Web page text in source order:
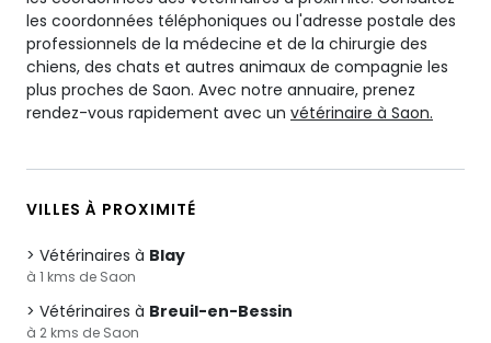
les coordonnées téléphoniques ou l'adresse postale des
professionnels de la médecine et de la chirurgie des
chiens, des chats et autres animaux de compagnie les
plus proches de Saon. Avec notre annuaire, prenez
rendez-vous rapidement avec un vétérinaire à Saon.
VILLES À PROXIMITÉ
Vétérinaires à Blay
à 1 kms de Saon
Vétérinaires à Breuil-en-Bessin
à 2 kms de Saon